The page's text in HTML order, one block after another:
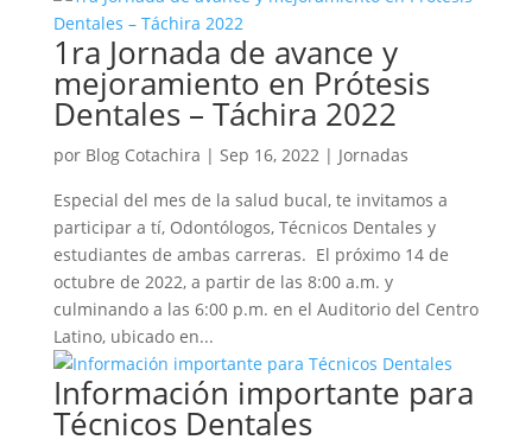
1ra Jornada de avance y
mejoramiento en Prótesis
Dentales – Táchira 2022
por Blog Cotachira | Sep 16, 2022| Jornadas
Especial del mes de la salud bucal, te invitamos a
participar a tí, Odontólogos, Técnicos Dentales y
estudiantes de ambas carreras. El próximo 14 de
octubre de 2022, a partir de las 8:00 a.m. y
culminando a las 6:00 p.m. en el Auditorio del Centro
Latino, ubicado en...
Información importante para
Técnicos Dentales